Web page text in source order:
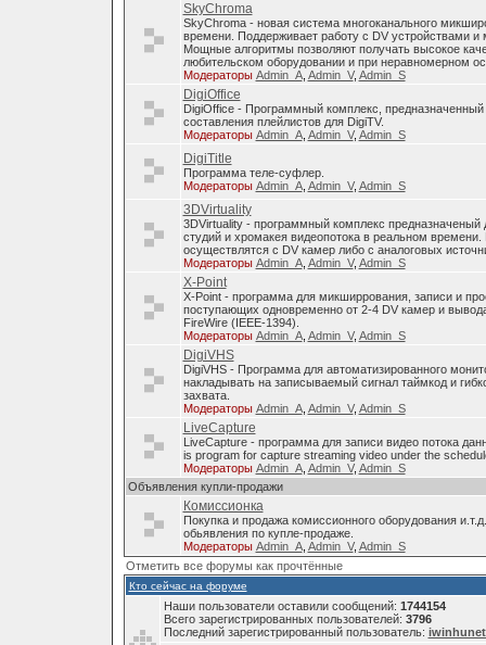
SkyChroma
SkyChroma - новая система многоканального
времени. Поддерживает работу с DV устройствами
Мощные алгоритмы позволяют получать высокое
любительском оборудовании и при неравномерном
Модераторы Admin_A, Admin_V, Admin_S
DigiOffice
DigiOffice - Программный комплекс, предназначенный
составления плейлистов для DigiTV.
Модераторы Admin_A, Admin_V, Admin_S
DigiTitle
Программа теле-суфлер.
Модераторы Admin_A, Admin_V, Admin_S
3DVirtuality
3DVirtuality - программный комплекс предназначеный
студий и хромакея видеопотока в реальном
осуществлятся с DV камер либо с аналоговых
Модераторы Admin_A, Admin_V, Admin_S
X-Point
X-Point - программа для микширрования, записи и
поступающих одновременно от 2-4 DV камер и
FireWire (IEEE-1394).
Модераторы Admin_A, Admin_V, Admin_S
DigiVHS
DigiVHS - Программа для автоматизированного
накладывать на записываемый сигнал таймкод и
захвата.
Модераторы Admin_A, Admin_V, Admin_S
LiveCapture
LiveCapture - программа для записи видео потока
is program for capture streaming video under the
Модераторы Admin_A, Admin_V, Admin_S
Объявления купли-продажи
Комиссионка
Покупка и продажа комиссионного оборудования
обьявления по купле-продаже.
Модераторы Admin_A, Admin_V, Admin_S
Отметить все форумы как прочтённые
Кто сейчас на форуме
Наши пользователи оставили сообщений: 1744154
Всего зарегистрированных пользователей: 3796
Последний зарегистрированный пользователь: